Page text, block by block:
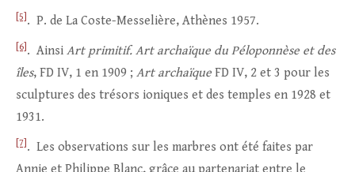
[5] . P. de La Coste-Messelière, Athènes 1957.
[6] . Ainsi Art primitif. Art archaïque du Péloponnèse et des
îles, FD IV, 1 en 1909 ; Art archaïque FD IV, 2 et 3 pour les
sculptures des trésors ioniques et des temples en 1928 et
1931.
[7] . Les observations sur les marbres ont été faites par